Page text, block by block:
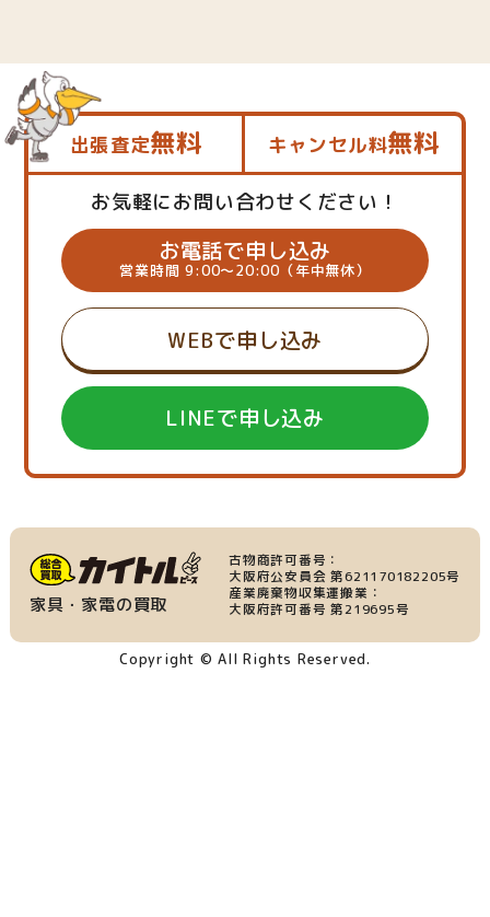
出張査定無料 キャンセル料無料
お気軽にお問い合わせください！
お電話で申し込み
営業時間 9:00～20:00（年中無休）
WEBで申し込み
LINEで申し込み
家具・家電の買取
古物商許可番号：
大阪府公安員会 第621170182205号
産業廃棄物収集運搬業：
大阪府許可番号 第219695号
Copyright © All Rights Reserved.